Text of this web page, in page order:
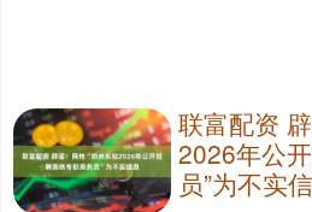
联富配资
2026年公
员”为不实